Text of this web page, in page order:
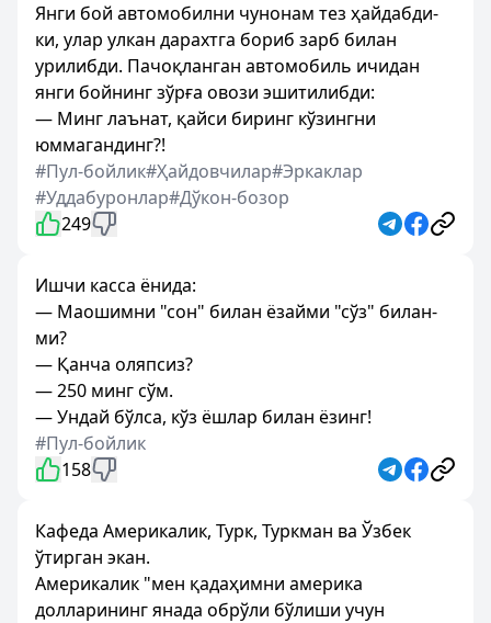
Янги бой автомобилни чунонам тез ҳайдабди-
ки, улар улкан дарахтга бориб зарб билан
урилибди. Пачоқланган автомобиль ичидан
янги бойнинг зўрға овози эшитилибди:
— Минг лаънат, қайси биринг кўзингни
юммагандинг?!
#Пул-бойлик#Ҳайдовчилар#Эркаклар
#Уддабуронлар#Дўкон-бозор
249
Ишчи касса ёнида:
— Маошимни "сон" билан ёзайми "сўз" билан-
ми?
— Қанча оляпсиз?
— 250 минг сўм.
— Ундай бўлса, кўз ёшлар билан ёзинг!
#Пул-бойлик
158
Кафеда Америкалик, Турк, Туркман ва Ўзбек
ўтирган экан.
Америкалик "мен қадаҳимни америка
долларининг янада обрўли бўлиши учун